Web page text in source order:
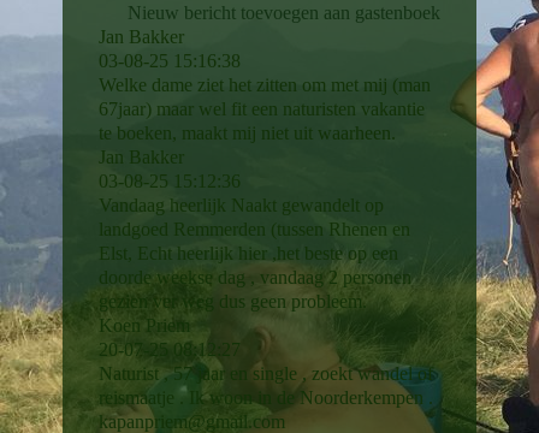
Nieuw bericht toevoegen aan gastenboek
Jan Bakker
03-08-25 15:16:38
Welke dame ziet het zitten om met mij (man
67jaar) maar wel fit een naturisten vakantie
te boeken, maakt mij niet uit waarheen.
Jan Bakker
03-08-25 15:12:36
Vandaag heerlijk Naakt gewandelt op
landgoed Remmerden (tussen Rhenen en
Elst, Echt heerlijk hier ,het beste op een
doorde weekse dag , vandaag 2 personen
gezien ver weg dus geen probleem.
Koen Priem
20-07-25 08:12:27
Naturist , 57 jaar en single , zoekt wandel of
reismaatje . Ik woon in de Noorderkempen .
kapanpriem@gmail.com